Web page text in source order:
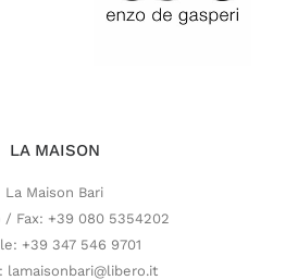
LA MAISON
La Maison Bari
/ Fax: +39 080 5354202
+39 347 546 9701
lamaisonbari@libero.it